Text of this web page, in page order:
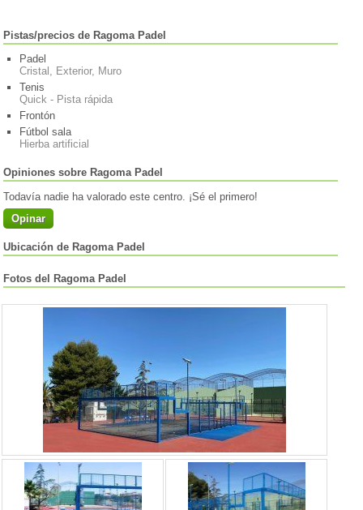
Pistas/precios de Ragoma Padel
Padel
Cristal, Exterior, Muro
Tenis
Quick - Pista rápida
Frontón
Fútbol sala
Hierba artificial
Opiniones sobre Ragoma Padel
Todavía nadie ha valorado este centro. ¡Sé el primero!
Opinar
Ubicación de Ragoma Padel
Fotos del Ragoma Padel